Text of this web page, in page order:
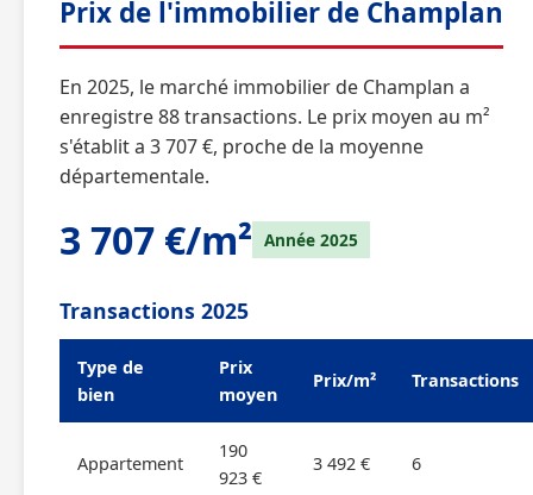
Prix de l'immobilier de Champlan
En 2025, le marché immobilier de Champlan a
enregistre 88 transactions. Le prix moyen au m²
s'établit a 3 707 €, proche de la moyenne
départementale.
3 707 €/m² Année 2025
Transactions 2025
Type de
bien
Prix
moyen
Prix/m² Transactions
Appartement
190
923 €
3 492 € 6